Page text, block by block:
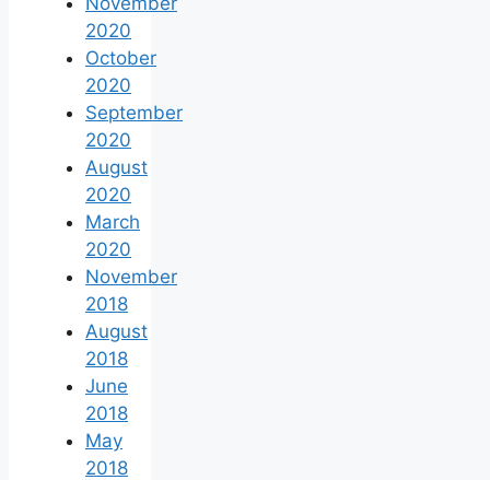
2020
October
2020
September
2020
August
2020
March
2020
November
2018
August
2018
June
2018
May
2018